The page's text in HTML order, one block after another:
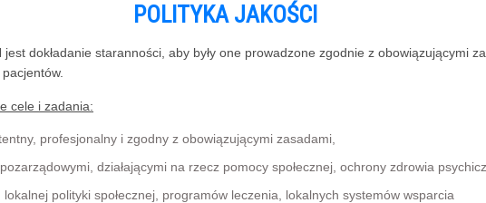
POLITYKA JAKOŚCI
dokładanie staranności, aby były one prowadzone zgodnie z obowiązującymi
cele i zadania:
profesjonalny i zgodny z obowiązującymi zasadami,
działającymi na rzecz pomocy społecznej, ochrony zdrowia
polityki społecznej, programów leczenia, lokalnych systemów wsparcia